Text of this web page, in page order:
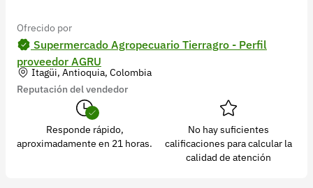
Ofrecido por
Supermercado Agropecuario Tierragro - Perfil
proveedor AGRU
Itagüi, Antioquia, Colombia
Reputación del vendedor
Responde rápido,
aproximadamente en 21 horas.
No hay suficientes
calificaciones para calcular la
calidad de atención
Síguenos